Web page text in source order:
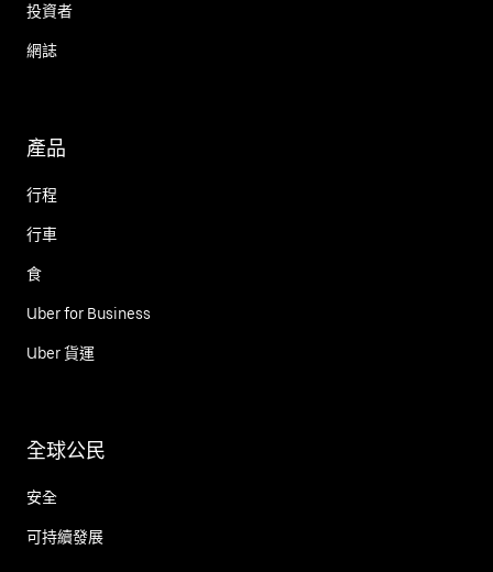
投資者
網誌
產品
行程
行車
食
Uber for Business
Uber 貨運
全球公民
安全
可持續發展